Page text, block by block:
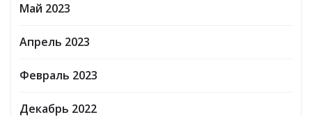
Май 2023
Апрель 2023
Февраль 2023
Декабрь 2022